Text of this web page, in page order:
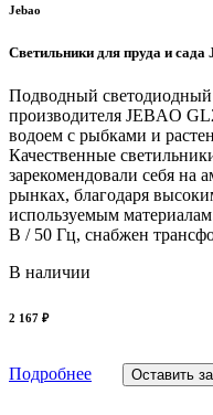
Jebao
Светильники для пруда и сада
Подводный светодиодный
производителя JEBAO
водоем с рыбками и
Качественные
зарекомендовали себя на
рынках, благодаря
используемым
В / 50 Гц, снабжен
В наличии
2 167 ₽
Подробнее Оставить